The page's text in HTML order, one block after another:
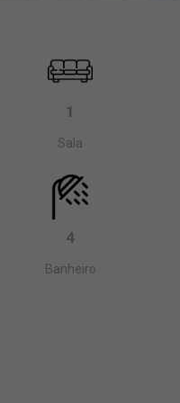
1
Sala
4
Banheiro